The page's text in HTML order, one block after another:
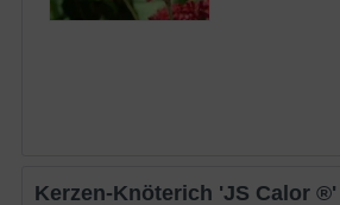
Kerzen-Knöterich 'JS Calor ®'